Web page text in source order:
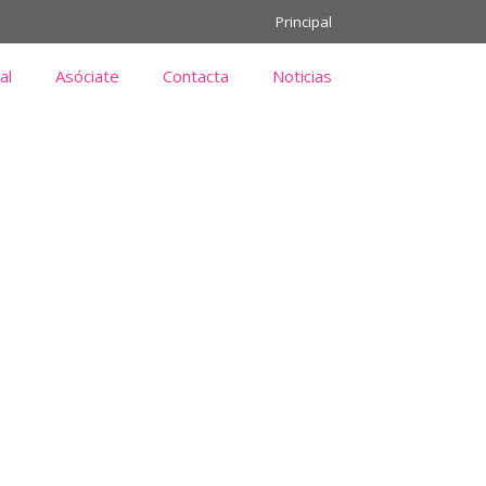
Principal
Asóciate Contacta Noticias